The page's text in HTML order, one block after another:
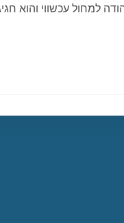
בין שוק מחנה יהודה למחול